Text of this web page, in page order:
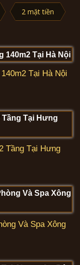
2 mặt tiền
Tại Hà Nội
Tầng Tại Hưng
Và Spa Xông